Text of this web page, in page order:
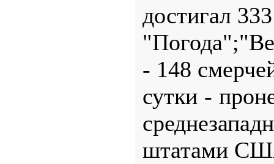
достигал
- 148
сутки -
штатами